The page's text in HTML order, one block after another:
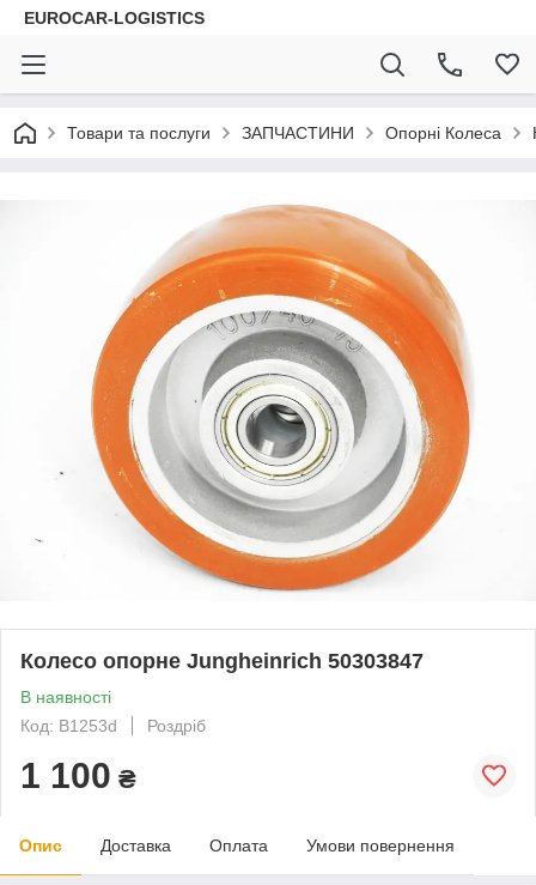
EUROCAR-LOGISTICS
Товари та послуги ЗАПЧАСТИНИ Опорні Колеса
Колесо опорне Jungheinrich 50303847
В наявності
Код: В1253d
Роздріб
1 100 ₴
Опис Доставка Оплата Умови повернення